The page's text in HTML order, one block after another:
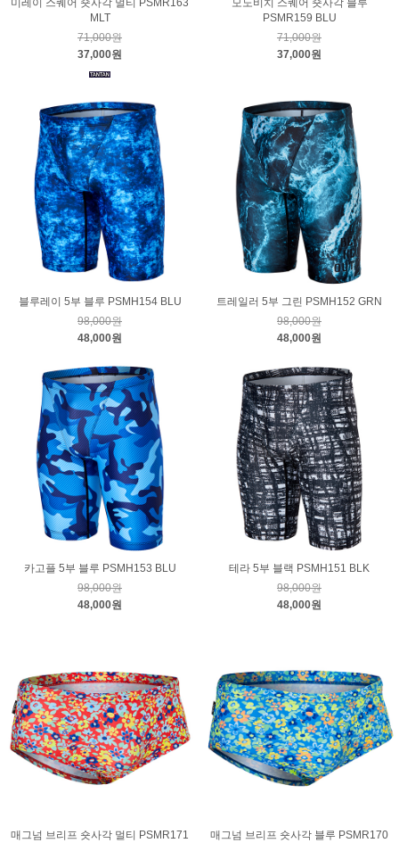
미레이 스퀘어 숏사각 멀티 PSMR163
MLT
71,000원
37,000원
모노비치 스퀘어 숏사각 블루
PSMR159 BLU
71,000원
37,000원
블루레이 5부 블루 PSMH154 BLU
98,000원
48,000원
트레일러 5부 그린 PSMH152 GRN
98,000원
48,000원
카고플 5부 블루 PSMH153 BLU
98,000원
48,000원
테라 5부 블랙 PSMH151 BLK
98,000원
48,000원
매그넘 브리프 숏사각 멀티 PSMR171
매그넘 브리프 숏사각 블루 PSMR170